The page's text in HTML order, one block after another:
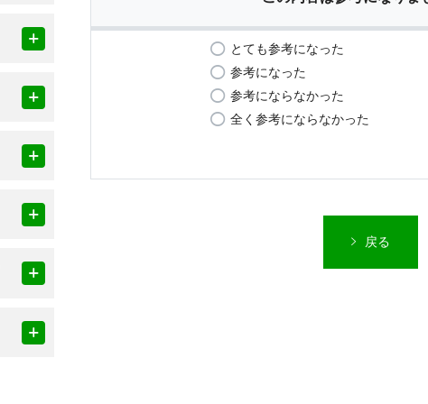
とても参考になった
参考になった
参考にならなかった
全く参考にならなかった
戻る